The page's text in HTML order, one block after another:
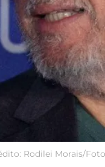
Rodilei Morais/